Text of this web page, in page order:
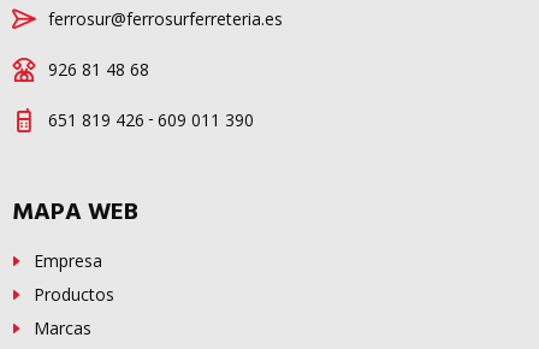
ferrosur@ferrosurferreteria.es
926 81 48 68
651 819 426 - 609 011 390
MAPA WEB
Empresa
Productos
Marcas